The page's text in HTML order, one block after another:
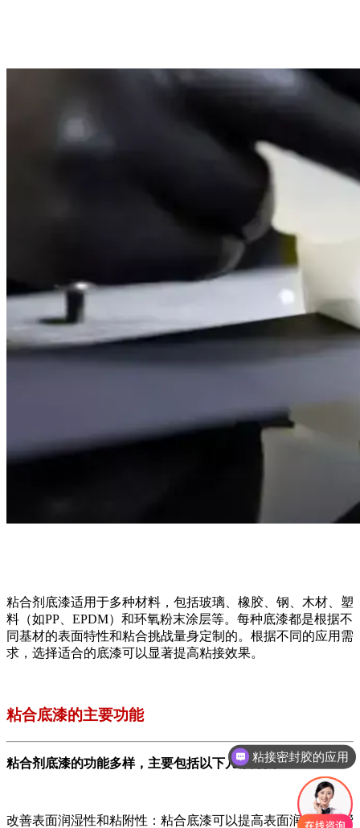
三防披覆胶
粘合剂底漆适用于多种材料，包括玻璃、橡胶、钢、木材、塑
料（如PP、EPDM）和环氧粉末涂层等。每种底漆都是根据不
同基材的表面特性和粘合挑战量身定制的。根据不同的应用需
求，选择适合的底漆可以显著提高粘接效果。
粘合底漆的主要功能
粘合剂底漆的功能多样，主要包括以下几个方面：
改善表面润湿性和粘附性：粘合底漆可以提高表面润湿性，帮